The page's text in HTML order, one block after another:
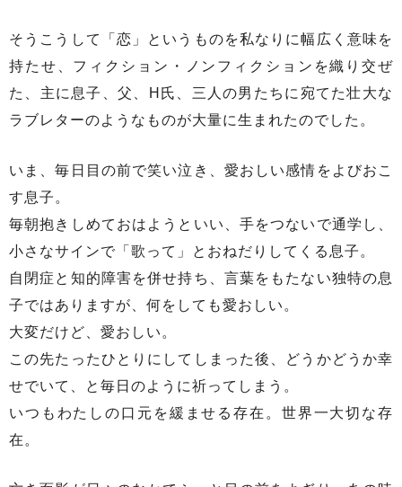
そうこうして「恋」というものを私なりに幅広く意味を
持たせ、フィクション・ノンフィクションを織り交ぜ
た、主に息子、父、H氏、三人の男たちに宛てた壮大な
ラブレターのようなものが大量に生まれたのでした。
いま、毎日目の前で笑い泣き、愛おしい感情をよびおこ
す息子。
毎朝抱きしめておはようといい、手をつないで通学し、
小さなサインで「歌って」とおねだりしてくる息子。
自閉症と知的障害を併せ持ち、言葉をもたない独特の息
子ではありますが、何をしても愛おしい。
大変だけど、愛おしい。
この先たったひとりにしてしまった後、どうかどうか幸
せでいて、と毎日のように祈ってしまう。
いつもわたしの口元を緩ませる存在。世界一大切な存
在。